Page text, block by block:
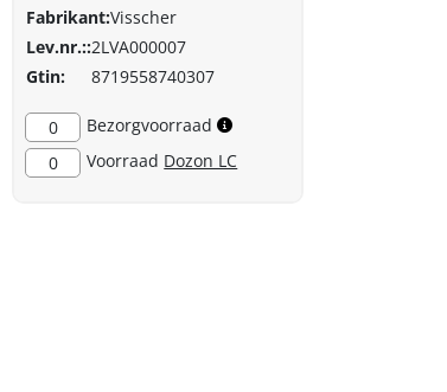
Fabrikant:Visscher
Lev.nr.::2LVA000007
Gtin:
8719558740307
0
Bezorgvoorraad
0
Voorraad Dozon LC